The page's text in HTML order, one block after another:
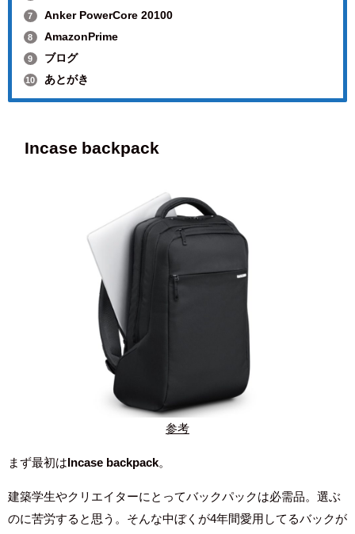
7 Anker PowerCore 20100
8 AmazonPrime
9 ブログ
10 あとがき
Incase backpack
参考
まず最初は Incase backpack。
建築学生やクリエイターにとってバックパックは必需品。選ぶ
のに苦労すると思う。そんな中ぼくが4年間愛用してるバックが